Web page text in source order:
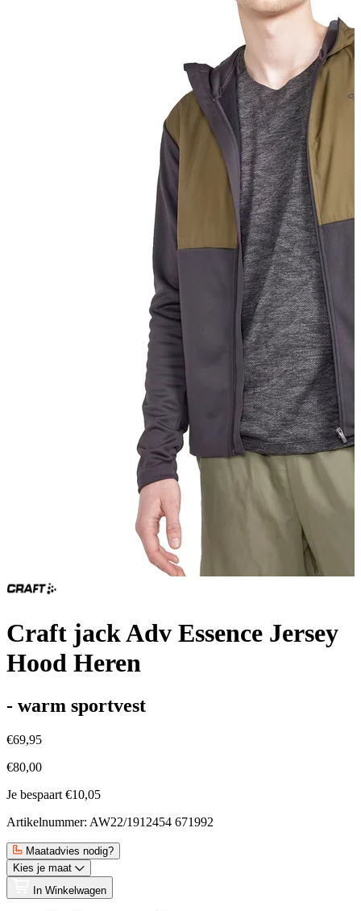
Craft jack Adv Essence Jersey
Hood Heren
- warm sportvest
€69,95
€80,00
Je bespaart €10,05
Artikelnummer: AW22/1912454 671992
Maatadvies nodig?
Kies je maat
In Winkelwagen